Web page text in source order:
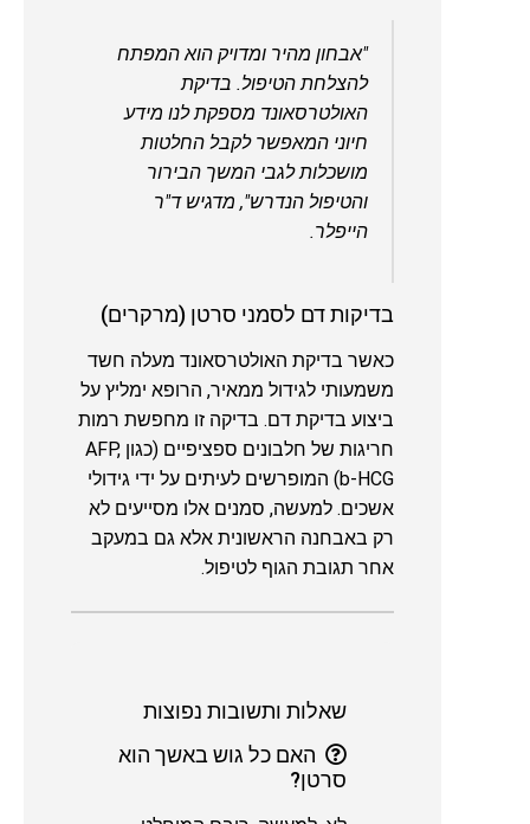
"אבחון מהיר ומדויק הוא המפתח
להצלחת הטיפול. בדיקת
האולטרסאונד מספקת לנו מידע
חיוני המאפשר לקבל החלטות
מושכלות לגבי המשך הבירור
והטיפול הנדרש", מדגיש ד"ר
הייפלר.
בדיקות דם לסמני סרטן (מרקרים)
כאשר בדיקת האולטרסאונד מעלה חשד
משמעותי לגידול ממאיר, הרופא ימליץ על
ביצוע בדיקת דם. בדיקה זו מחפשת רמות
חריגות של חלבונים ספציפיים (כגון AFP,
b-HCG) המופרשים לעיתים על ידי גידולי
אשכים. למעשה, סמנים אלו מסייעים לא
רק באבחנה הראשונית אלא גם במעקב
אחר תגובת הגוף לטיפול.
שאלות ותשובות נפוצות
האם כל גוש באשך הוא
סרטן?